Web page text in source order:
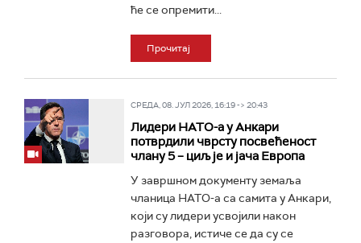
ће се опремити...
Прочитај
СРЕДА, 08. ЈУЛ 2026, 16:19 -> 20:43
Лидери НАТО-а у Анкари
потврдили чврсту посвећеност
члану 5 – циљ је и јача Европа
У завршном документу земаља
чланица НАТО-а са самита у Анкари,
који су лидери усвојили након
разговора, истиче се да су се